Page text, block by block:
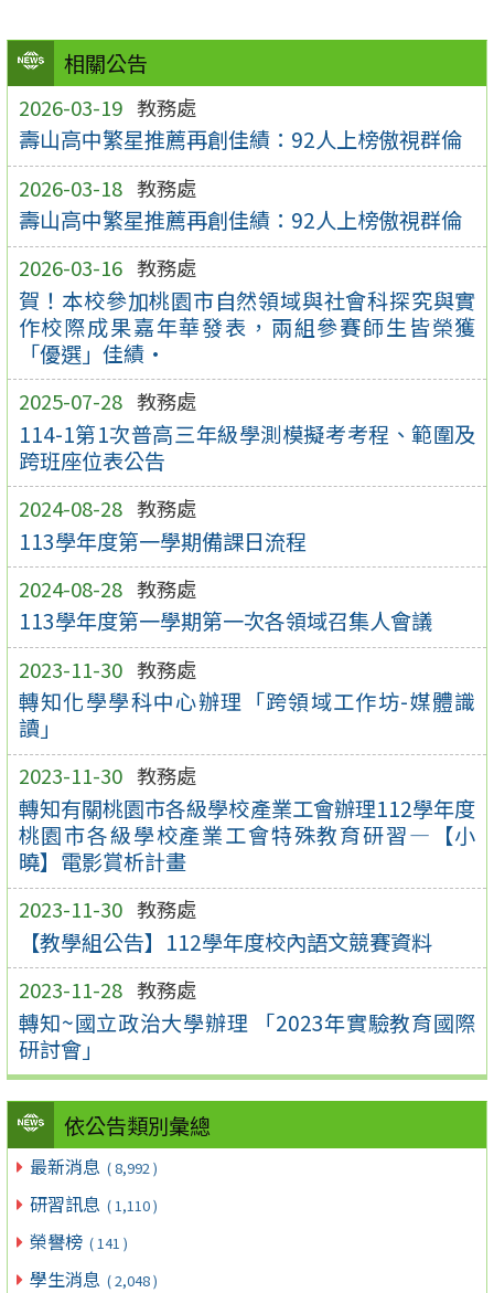
相關公告
2026-03-19 教務處
壽山高中繁星推薦再創佳績：92人上榜傲視群倫
2026-03-18 教務處
壽山高中繁星推薦再創佳績：92人上榜傲視群倫
2026-03-16 教務處
賀！本校參加桃園市自然領域與社會科探究與實
作校際成果嘉年華發表，兩組參賽師生皆榮獲
「優選」佳績·
2025-07-28 教務處
114-1第1次普高三年級學測模擬考考程、範圍及
跨班座位表公告
2024-08-28 教務處
113學年度第一學期備課日流程
2024-08-28 教務處
113學年度第一學期第一次各領域召集人會議
2023-11-30 教務處
轉知化學學科中心辦理「跨領域工作坊-媒體識
讀」
2023-11-30 教務處
轉知有關桃園市各級學校產業工會辦理112學年度
桃園市各級學校產業工會特殊教育研習—【小
曉】電影賞析計畫
2023-11-30 教務處
【教學組公告】112學年度校內語文競賽資料
2023-11-28 教務處
轉知~國立政治大學辦理 「2023年實驗教育國際
研討會」
依公告類別彙總
最新消息 ( 8,992 )
研習訊息 ( 1,110 )
榮譽榜 ( 141 )
學生消息 ( 2,048 )